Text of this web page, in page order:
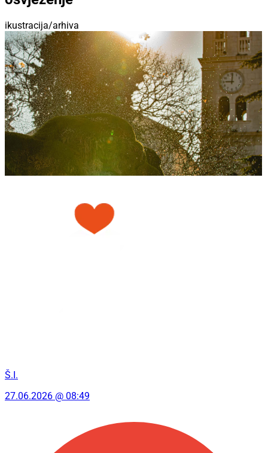
ikustracija/arhiva
Š.I.
27.06.2026 @ 08:49